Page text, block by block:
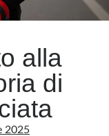
alla
di
2025